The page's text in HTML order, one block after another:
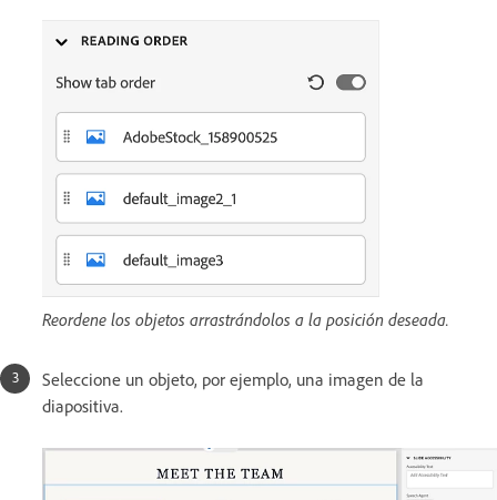
Reordene los objetos arrastrándolos a la posición deseada.
Seleccione un objeto, por ejemplo, una imagen de la
diapositiva.